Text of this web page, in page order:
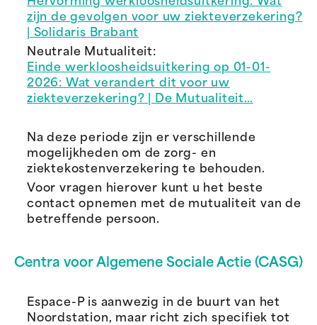
zijn de gevolgen voor uw ziekteverzekering?
| Solidaris Brabant
Neutrale Mutualiteit:
Einde werkloosheidsuitkering op 01-01-
2026: Wat verandert dit voor uw
ziekteverzekering? | De Mutualiteit…
Na deze periode zijn er verschillende
mogelijkheden om de zorg- en
ziektekostenverzekering te behouden.
Voor vragen hierover kunt u het beste
contact opnemen met de mutualiteit van de
betreffende persoon.
Centra voor Algemene Sociale Actie (CASG)
Espace-P is aanwezig in de buurt van het
Noordstation, maar richt zich specifiek tot